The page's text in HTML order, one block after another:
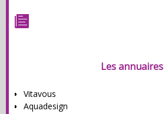
Les annuaires
Vitavous
Aquadesign